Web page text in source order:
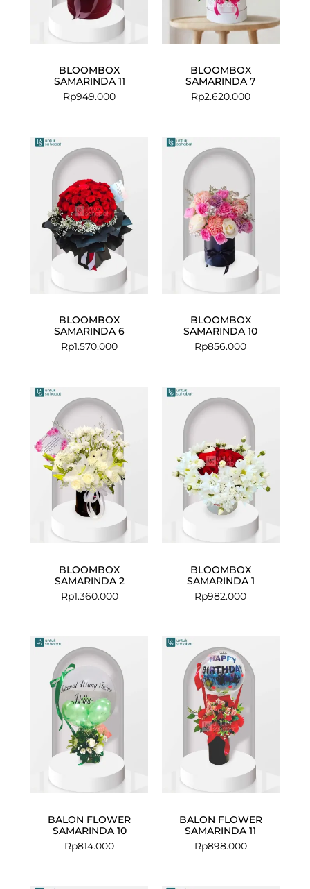
BLOOMBOX
SAMARINDA 11
Rp949.000
BLOOMBOX
SAMARINDA 7
Rp2.620.000
BLOOMBOX
SAMARINDA 6
Rp1.570.000
BLOOMBOX
SAMARINDA 10
Rp856.000
BLOOMBOX
SAMARINDA 2
Rp1.360.000
BLOOMBOX
SAMARINDA 1
Rp982.000
BALON FLOWER
SAMARINDA 10
Rp814.000
BALON FLOWER
SAMARINDA 11
Rp898.000